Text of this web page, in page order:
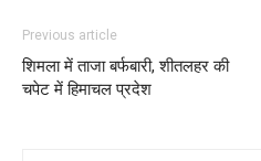
Previous article
शिमला में ताजा बर्फबारी, शीतलहर की
चपेट में हिमाचल प्रदेश